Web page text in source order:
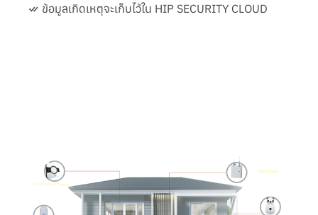
ข้อมูลเกิดเหตุจะเก็บไว้ใน HIP SECURITY CLOUD